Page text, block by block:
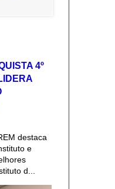
4º
destaca
e
d...